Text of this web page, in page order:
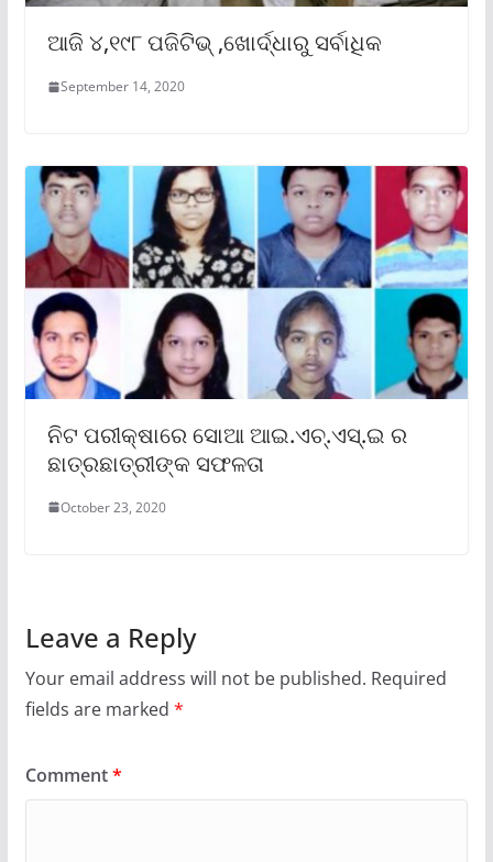
ଆଜି ୪,୧୯୮ ପଜିଟିଭ୍ ,ଖୋର୍ଦ୍ଧାରୁ ସର୍ବାଧିକ
September 14, 2020
ନିଟ ପରୀକ୍ଷାରେ ସୋଆ ଆଇ.ଏଚ୍.ଏସ୍.ଇ ର
ଛାତ୍ରଛାତ୍ରୀଙ୍କ ସଫଳତା
October 23, 2020
Leave a Reply
Your email address will not be published. Required
fields are marked *
Comment*